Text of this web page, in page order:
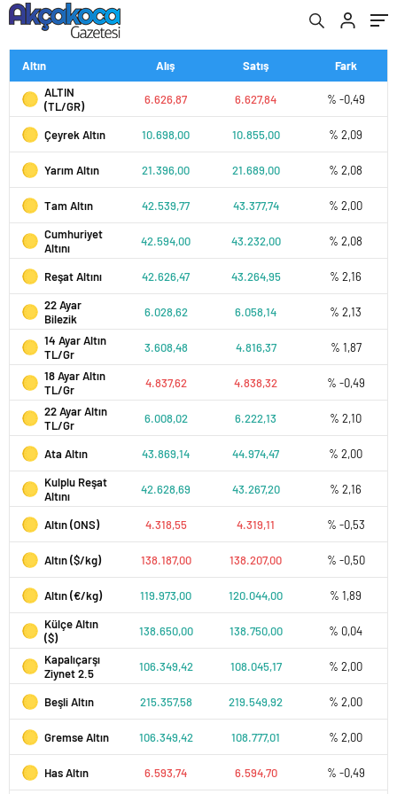
Altın Alış Satış
Fark
ALTIN
(TL/GR)
6.626,87 6.627,84 % -0,49
Çeyrek Altın 10.698,00 10.855,00 % 2,09
Yarım Altın 21.396,00 21.689,00 % 2,08
Tam Altın 42.539,77 43.377,74
% 2,00
Cumhuriyet
Altını
42.594,00 43.232,00 % 2,08
Reşat Altını 42.626,47 43.264,95
% 2,16
22 Ayar
Bilezik
6.028,62 6.058,14
% 2,13
14 Ayar Altın
TL/Gr
3.608,48 4.816,37
% 1,87
18 Ayar Altın
TL/Gr
4.837,62 4.838,32
% -0,49
22 Ayar Altın
TL/Gr
6.008,02 6.222,13 % 2,10
Ata Altın 43.869,14 44.974,47
% 2,00
Kulplu Reşat
Altını
42.628,69 43.267,20 % 2,16
Altın (ONS) 4.318,55 4.319,11 % -0,53
Altın ($/kg) 138.187,00 138.207,00 % -0,50
Altın (€/kg) 119.973,00 120.044,00
% 1,89
Külçe Altın
($)
138.650,00 138.750,00
% 0,04
Kapalıçarşı
Ziynet 2.5
106.349,42 108.045,17 % 2,00
Beşli Altın 215.357,58 219.549,92 % 2,00
Gremse Altın 106.349,42 108.777,01 % 2,00
Has Altın 6.593,74 6.594,70 % -0,49